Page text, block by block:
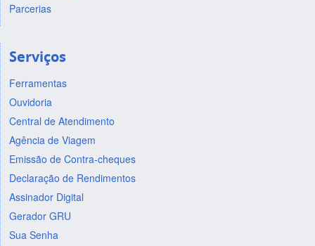
Parcerias
Serviços
Ferramentas
Ouvidoria
Central de Atendimento
Agência de Viagem
Emissão de Contra-cheques
Declaração de Rendimentos
Assinador Digital
Gerador GRU
Sua Senha